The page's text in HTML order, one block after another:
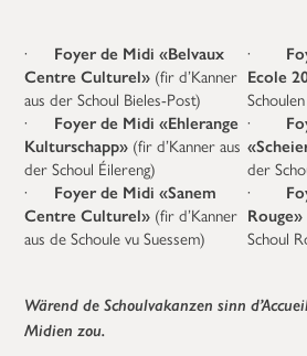
· Foyer de Midi «Belvaux
Centre Culturel» (fir d’Kanner
aus der Schoul Bieles-Post)
·
Ecole
· Foyer de Midi «Ehlerange
Kulturschapp» (fir d’Kanner aus
der Schoul Éilereng)
·
der
· Foyer de Midi «Sanem
Centre Culturel» (fir d’Kanner
aus de Schoule vu Suessem)
·
Rouge»
Schoul
Wärend de Schoulvakanzen sinn
Midien zou.